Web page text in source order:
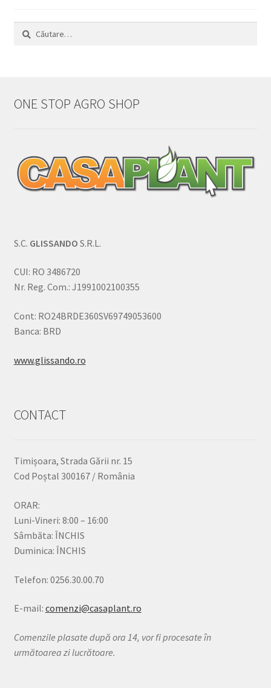
Caută
ONE STOP AGRO SHOP
S.C. GLISSANDO S.R.L.
CUI: RO 3486720
Nr. Reg. Com.: J1991002100355
Cont: RO24BRDE360SV69749053600
Banca: BRD
www.glissando.ro
CONTACT
Timișoara, Strada Gării nr. 15
Cod Poștal 300167 / România
ORAR:
Luni-Vineri: 8:00 – 16:00
Sâmbăta: ÎNCHIS
Duminica: ÎNCHIS
Telefon: 0256.30.00.70
E-mail: comenzi@casaplant.ro
Comenzile plasate după ora 14, vor fi procesate în
următoarea zi lucrătoare.